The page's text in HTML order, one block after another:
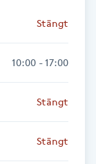
Stängt
10:00 - 17:00
Stängt
Stängt